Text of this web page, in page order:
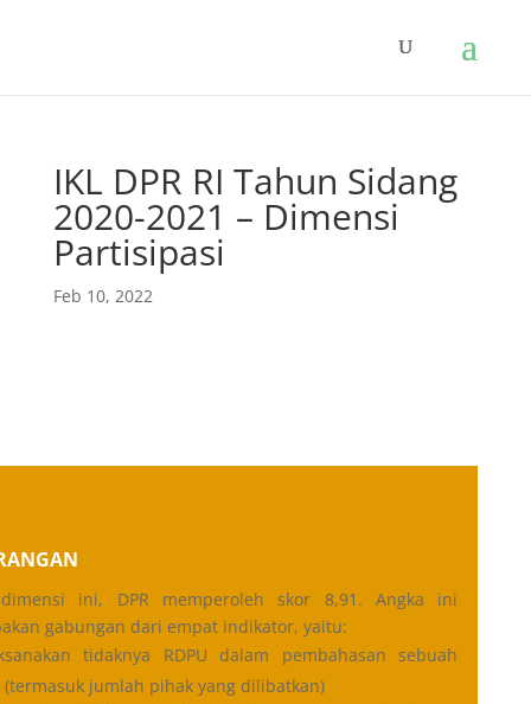
IKL DPR RI Tahun Sidang
2020-2021 – Dimensi
Partisipasi
Feb 10, 2022
ini, DPR memperoleh skor 8,91. Angka ini
gabungan dari empat indikator, yaitu:
tidaknya RDPU dalam pembahasan sebuah
(termasuk jumlah pihak yang dilibatkan)